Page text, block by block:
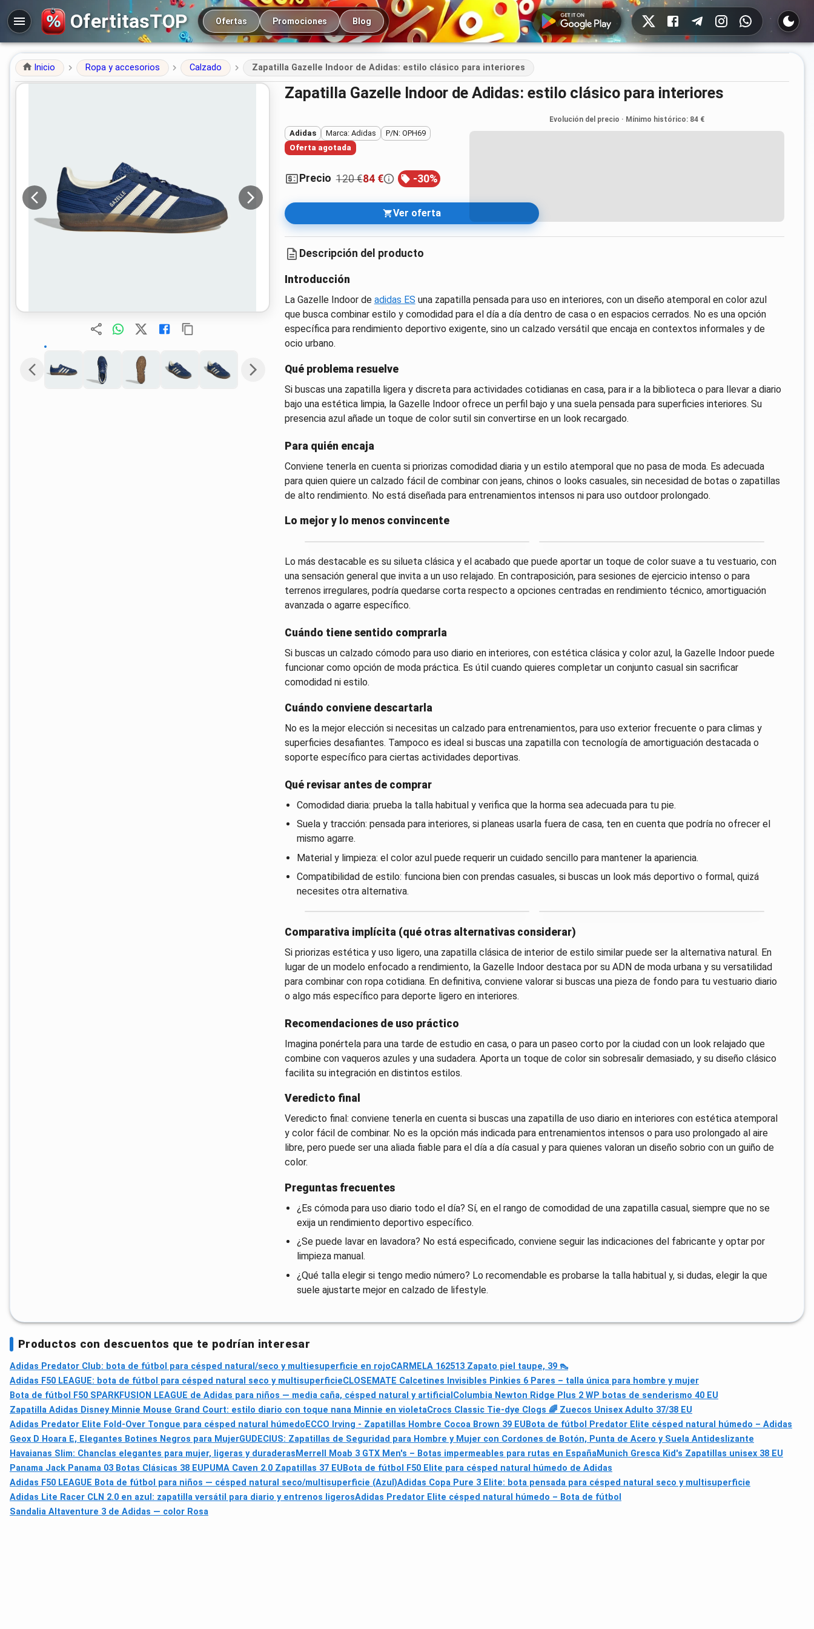
OfertitasTOP Navegación principal
Ofertas Promociones Blog
Redes sociales
Inicio Ropa y accesorios Calzado Zapatilla Gazelle Indoor de Adidas: estilo clásico para interiores
Zapatilla Gazelle Indoor de Adidas: estilo clásico para interiores
Adidas Marca: Adidas
P/N: OPH69
Oferta agotada
Precio 120 €84 € -30%
Ver oferta
Evolución del precio · Mínimo histórico: 84 €
Descripción del producto
Introducción
La Gazelle Indoor de adidas ES una zapatilla pensada para uso en interiores, con un diseño atemporal en color azul
que busca combinar estilo y comodidad para el día a día dentro de casa o en espacios cerrados. No es una opción
específica para rendimiento deportivo exigente, sino un calzado versátil que encaja en contextos informales y de
ocio urbano.
Qué problema resuelve
Si buscas una zapatilla ligera y discreta para actividades cotidianas en casa, para ir a la biblioteca o para llevar a diario
bajo una estética limpia, la Gazelle Indoor ofrece un perfil bajo y una suela pensada para superficies interiores. Su
presencia azul añade un toque de color sutil sin convertirse en un look recargado.
Para quién encaja
Conviene tenerla en cuenta si priorizas comodidad diaria y un estilo atemporal que no pasa de moda. Es adecuada
para quien quiere un calzado fácil de combinar con jeans, chinos o looks casuales, sin necesidad de botas o zapatillas
de alto rendimiento. No está diseñada para entrenamientos intensos ni para uso outdoor prolongado.
Lo mejor y lo menos convincente
Lo más destacable es su silueta clásica y el acabado que puede aportar un toque de color suave a tu vestuario, con
una sensación general que invita a un uso relajado. En contraposición, para sesiones de ejercicio intenso o para
terrenos irregulares, podría quedarse corta respecto a opciones centradas en rendimiento técnico, amortiguación
avanzada o agarre específico.
Cuándo tiene sentido comprarla
Si buscas un calzado cómodo para uso diario en interiores, con estética clásica y color azul, la Gazelle Indoor puede
funcionar como opción de moda práctica. Es útil cuando quieres completar un conjunto casual sin sacrificar
comodidad ni estilo.
Cuándo conviene descartarla
No es la mejor elección si necesitas un calzado para entrenamientos, para uso exterior frecuente o para climas y
superficies desafiantes. Tampoco es ideal si buscas una zapatilla con tecnología de amortiguación destacada o
soporte específico para ciertas actividades deportivas.
Qué revisar antes de comprar
Comodidad diaria: prueba la talla habitual y verifica que la horma sea adecuada para tu pie.
Suela y tracción: pensada para interiores, si planeas usarla fuera de casa, ten en cuenta que podría no ofrecer el
mismo agarre.
Material y limpieza: el color azul puede requerir un cuidado sencillo para mantener la apariencia.
Compatibilidad de estilo: funciona bien con prendas casuales, si buscas un look más deportivo o formal, quizá
necesites otra alternativa.
Comparativa implícita (qué otras alternativas considerar)
Si priorizas estética y uso ligero, una zapatilla clásica de interior de estilo similar puede ser la alternativa natural. En
lugar de un modelo enfocado a rendimiento, la Gazelle Indoor destaca por su ADN de moda urbana y su versatilidad
para combinar con ropa cotidiana. En definitiva, conviene valorar si buscas una pieza de fondo para tu vestuario diario
o algo más específico para deporte ligero en interiores.
Recomendaciones de uso práctico
Imagina ponértela para una tarde de estudio en casa, o para un paseo corto por la ciudad con un look relajado que
combine con vaqueros azules y una sudadera. Aporta un toque de color sin sobresalir demasiado, y su diseño clásico
facilita su integración en distintos estilos.
Veredicto final
Veredicto final: conviene tenerla en cuenta si buscas una zapatilla de uso diario en interiores con estética atemporal
y color fácil de combinar. No es la opción más indicada para entrenamientos intensos o para uso prolongado al aire
libre, pero puede ser una aliada fiable para el día a día casual y para quienes valoran un diseño sobrio con un guiño de
color.
Preguntas frecuentes
¿Es cómoda para uso diario todo el día? Sí, en el rango de comodidad de una zapatilla casual, siempre que no se
exija un rendimiento deportivo específico.
¿Se puede lavar en lavadora? No está especificado, conviene seguir las indicaciones del fabricante y optar por
limpieza manual.
¿Qué talla elegir si tengo medio número? Lo recomendable es probarse la talla habitual y, si dudas, elegir la que
suele ajustarte mejor en calzado de lifestyle.
Productos con descuentos que te podrían interesar
Adidas Predator Club: bota de fútbol para césped natural/seco y multiesuperficie en rojoCARMELA 162513 Zapato piel taupe, 39 👠
Adidas F50 LEAGUE: bota de fútbol para césped natural seco y multisuperficieCLOSEMATE Calcetines Invisibles Pinkies 6 Pares – talla única para hombre y mujer
Bota de fútbol F50 SPARKFUSION LEAGUE de Adidas para niños — media caña, césped natural y artificial Columbia Newton Ridge Plus 2 WP botas de senderismo 40 EU
Zapatilla Adidas Disney Minnie Mouse Grand Court: estilo diario con toque nana Minnie en violetaCrocs Classic Tie-dye Clogs 🌈 Zuecos Unisex Adulto 37/38 EU
Adidas Predator Elite Fold-Over Tongue para césped natural húmedo ECCO Irving - Zapatillas Hombre Cocoa Brown 39 EU Bota de fútbol Predator Elite césped natural húmedo – Adidas
Geox D Hoara E, Elegantes Botines Negros para MujerGUDECIUS: Zapatillas de Seguridad para Hombre y Mujer con Cordones de Botón, Punta de Acero y Suela Antideslizante
Havaianas Slim: Chanclas elegantes para mujer, ligeras y duraderas Merrell Moab 3 GTX Men's – Botas impermeables para rutas en EspañaMunich Gresca Kid's Zapatillas unisex 38 EU
Panama Jack Panama 03 Botas Clásicas 38 EU PUMA Caven 2.0 Zapatillas 37 EU Bota de fútbol F50 Elite para césped natural húmedo de Adidas
Adidas F50 LEAGUE Bota de fútbol para niños — césped natural seco/multisuperficie (Azul)Adidas Copa Pure 3 Elite: bota pensada para césped natural seco y multisuperficie
Adidas Lite Racer CLN 2.0 en azul: zapatilla versátil para diario y entrenos ligerosAdidas Predator Elite césped natural húmedo – Bota de fútbol
Sandalia Altaventure 3 de Adidas — color Rosa